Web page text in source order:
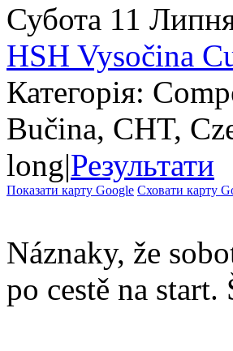
Субота 11
HSH Vysočina
Категорія:
Bučina, CHT,
long|Результати
Показати карту Google Сховати карту
Náznaky, že
po cestě na